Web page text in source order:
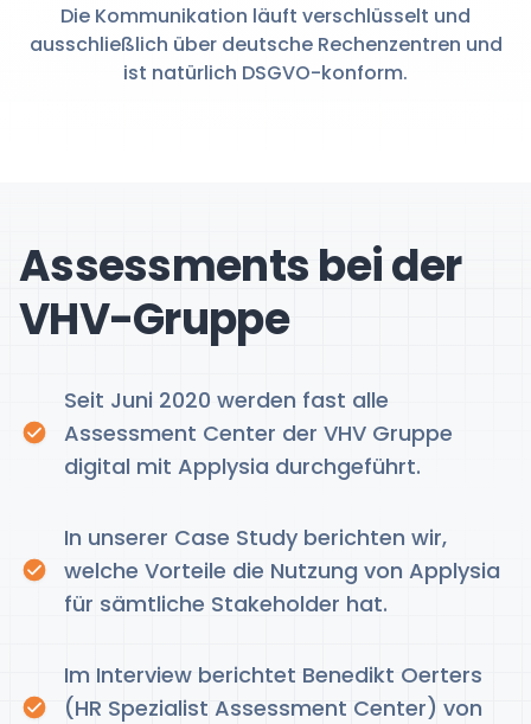
Die Kommunikation läuft verschlüsselt und
ausschließlich über deutsche Rechenzentren und
ist natürlich DSGVO-konform.
Assessments bei der
VHV-Gruppe
Seit Juni 2020 werden fast alle
Assessment Center der VHV Gruppe
digital mit Applysia durchgeführt.
In unserer Case Study berichten wir,
welche Vorteile die Nutzung von Applysia
für sämtliche Stakeholder hat.
Im Interview berichtet Benedikt Oerters
(HR Spezialist Assessment Center) von